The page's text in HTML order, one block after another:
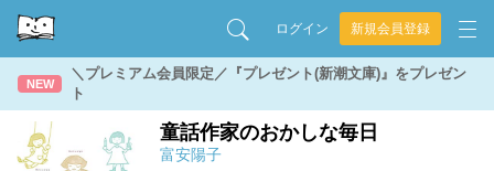
ログイン 新規会員登録
NEW
＼プレミアム会員限定／『プレゼント(新潮文庫)』をプレゼン
ト
童話作家のおかしな毎日
富安陽子